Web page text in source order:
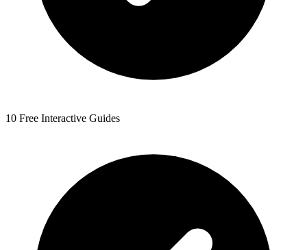
10 Free Interactive Guides